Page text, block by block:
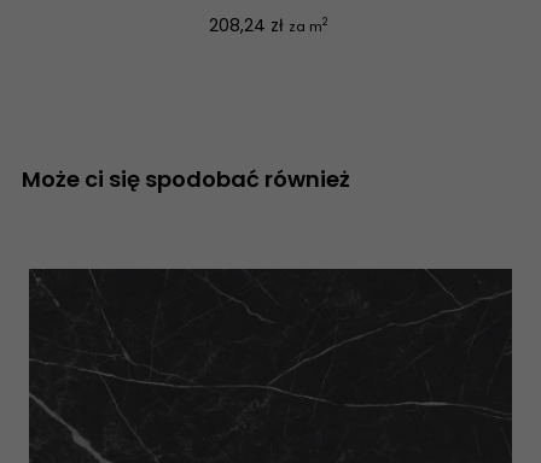
Cena
208,24 zł za m2
Może ci się spodobać również